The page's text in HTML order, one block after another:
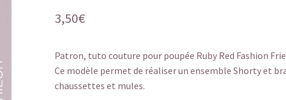
3,50€
Patron, tuto couture pour poupée Ruby Red Fashion
Ce modèle permet de réaliser un ensemble Shorty et
chaussettes et mules.